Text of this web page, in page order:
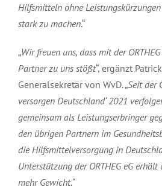
Hilfsmitteln ohne
stark zu machen.“
„Wir freuen uns, dass mit der
Partner zu uns stößt“, ergänzt
Generalsekretär von WvD. „Seit der
versorgen Deutschland‘ 2021
gemeinsam als Leistungserbringer
den übrigen Partnern im
die Hilfsmittelversorgung in
Unterstützung der ORTHEG eG
mehr Gewicht.“